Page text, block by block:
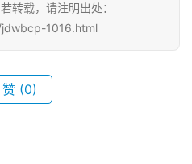
转载，请注明出处：
1016.html
赞 (0)